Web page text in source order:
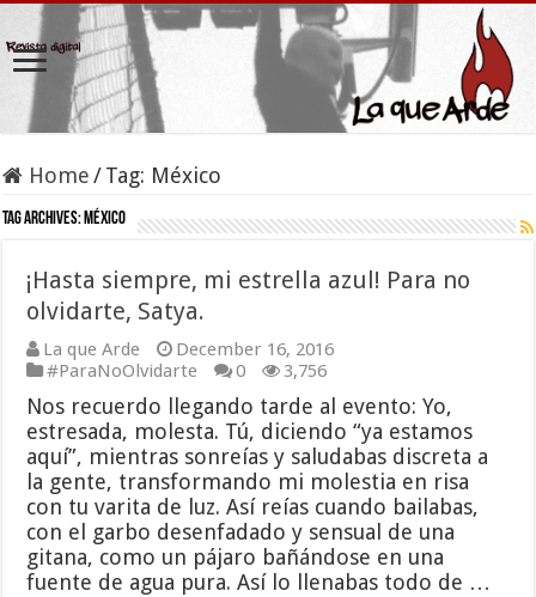
Home /Tag: México
Tag Archives:México
¡Hasta siempre, mi estrella azul! Para no
olvidarte, Satya.
La que Arde
December 16, 2016
#ParaNoOlvidarte
0 3,756
Nos recuerdo llegando tarde al evento: Yo,
estresada, molesta. Tú, diciendo “ya estamos
aquí”, mientras sonreías y saludabas discreta a
la gente, transformando mi molestia en risa
con tu varita de luz. Así reías cuando bailabas,
con el garbo desenfadado y sensual de una
gitana, como un pájaro bañándose en una
fuente de agua pura. Así lo llenabas todo de …